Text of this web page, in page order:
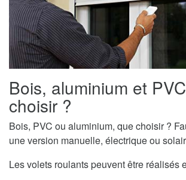
Bois, aluminium et
choisir ?
Bois, PVC ou aluminium, que choisir ?
une version manuelle, électrique ou
Les volets roulants peuvent être réalisés